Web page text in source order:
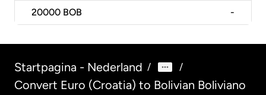
20000 BOB -
Startpagina - Nederland / /
Convert Euro (Croatia) to Bolivian Boliviano